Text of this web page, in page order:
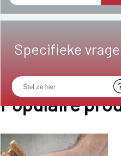
Specifieke
Populaire